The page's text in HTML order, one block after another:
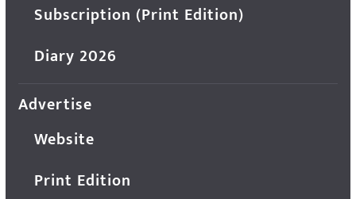
Subscription (Print Edition)
Diary 2026
Advertise
Website
Print Edition